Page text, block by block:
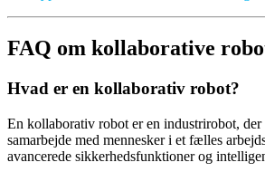
FAQ om kollaborative
Hvad er en kollaborativ robot?
En kollaborativ robot er en industrirobot,
samarbejde med mennesker i et fælles
avancerede sikkerhedsfunktioner og